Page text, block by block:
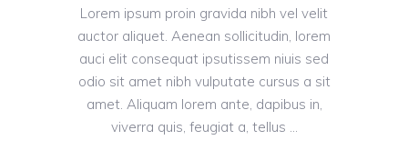
Lorem ipsum proin gravida nibh vel velit
auctor aliquet. Aenean sollicitudin, lorem
auci elit consequat ipsutissem niuis sed
odio sit amet nibh vulputate cursus a sit
amet. Aliquam lorem ante, dapibus in,
viverra quis, feugiat a, tellus